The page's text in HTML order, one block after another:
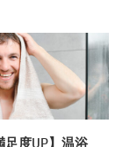
足度UP】温浴